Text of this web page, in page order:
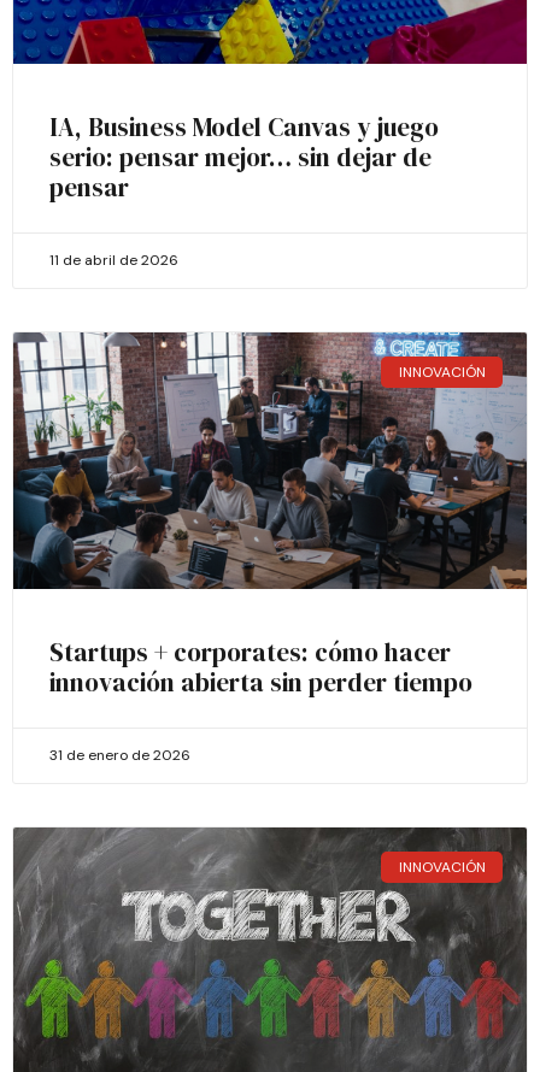
IA, Business Model Canvas y juego
serio: pensar mejor… sin dejar de
pensar
11 de abril de 2026
INNOVACIÓN
Startups + corporates: cómo hacer
innovación abierta sin perder tiempo
31 de enero de 2026
INNOVACIÓN